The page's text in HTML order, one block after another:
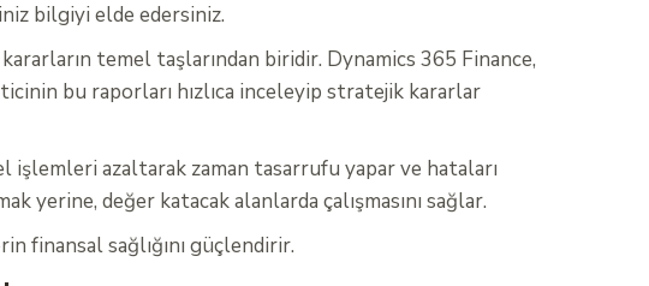
bilgiyi elde edersiniz.
temel taşlarından biridir. Dynamics 365 Finance,
bu raporları hızlıca inceleyip stratejik kararlar
azaltarak zaman tasarrufu yapar ve hataları
yerine, değer katacak alanlarda çalışmasını sağlar.
finansal sağlığını güçlendirir.